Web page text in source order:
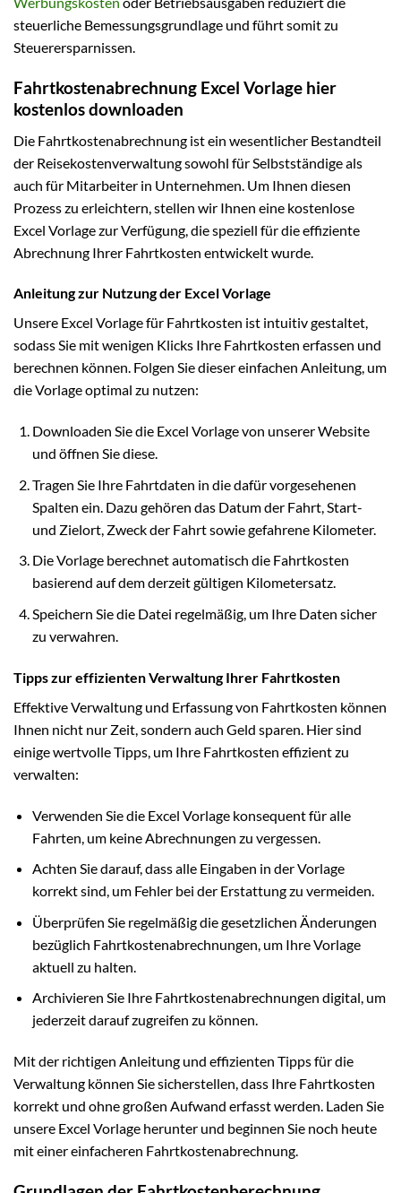
steuerliche Bemessungsgrundlage und führt somit zu
Steuerersparnissen.
Fahrtkostenabrechnung Excel Vorlage hier
kostenlos downloaden
Die Fahrtkostenabrechnung ist ein wesentlicher Bestandteil
der Reisekostenverwaltung sowohl für Selbstständige als
auch für Mitarbeiter in Unternehmen. Um Ihnen diesen
Prozess zu erleichtern, stellen wir Ihnen eine kostenlose
Excel Vorlage zur Verfügung, die speziell für die effiziente
Abrechnung Ihrer Fahrtkosten entwickelt wurde.
Anleitung zur Nutzung der Excel Vorlage
Unsere Excel Vorlage für Fahrtkosten ist intuitiv gestaltet,
sodass Sie mit wenigen Klicks Ihre Fahrtkosten erfassen und
berechnen können. Folgen Sie dieser einfachen Anleitung, um
die Vorlage optimal zu nutzen:
Downloaden Sie die Excel Vorlage von unserer Website
und öffnen Sie diese.
Tragen Sie Ihre Fahrtdaten in die dafür vorgesehenen
Spalten ein. Dazu gehören das Datum der Fahrt, Start-
und Zielort, Zweck der Fahrt sowie gefahrene Kilometer.
Die Vorlage berechnet automatisch die Fahrtkosten
basierend auf dem derzeit gültigen Kilometersatz.
Speichern Sie die Datei regelmäßig, um Ihre Daten sicher
zu verwahren.
Tipps zur effizienten Verwaltung Ihrer Fahrtkosten
Effektive Verwaltung und Erfassung von Fahrtkosten können
Ihnen nicht nur Zeit, sondern auch Geld sparen. Hier sind
einige wertvolle Tipps, um Ihre Fahrtkosten effizient zu
verwalten:
Verwenden Sie die Excel Vorlage konsequent für alle
Fahrten, um keine Abrechnungen zu vergessen.
Achten Sie darauf, dass alle Eingaben in der Vorlage
korrekt sind, um Fehler bei der Erstattung zu vermeiden.
Überprüfen Sie regelmäßig die gesetzlichen Änderungen
bezüglich Fahrtkostenabrechnungen, um Ihre Vorlage
aktuell zu halten.
Archivieren Sie Ihre Fahrtkostenabrechnungen digital, um
jederzeit darauf zugreifen zu können.
Mit der richtigen Anleitung und effizienten Tipps für die
Verwaltung können Sie sicherstellen, dass Ihre Fahrtkosten
korrekt und ohne großen Aufwand erfasst werden. Laden Sie
unsere Excel Vorlage herunter und beginnen Sie noch heute
mit einer einfacheren Fahrtkostenabrechnung.